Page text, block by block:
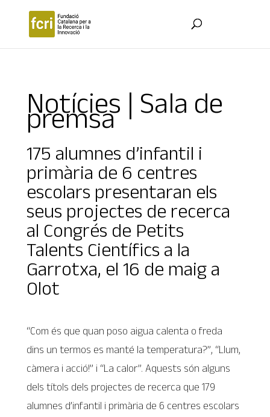
Notícies | Sala de
premsa
175 alumnes d’infantil i
primària de 6 centres
escolars presentaran els
seus projectes de recerca
al Congrés de Petits
Talents Científics a la
Garrotxa, el 16 de maig a
Olot
“Com és que quan poso aigua calenta o freda
dins un termos es manté la temperatura?”, “Llum,
càmera i acció!” i “La calor”. Aquests són alguns
dels títols dels projectes de recerca que 179
alumnes d’infantil i primària de 6 centres escolars